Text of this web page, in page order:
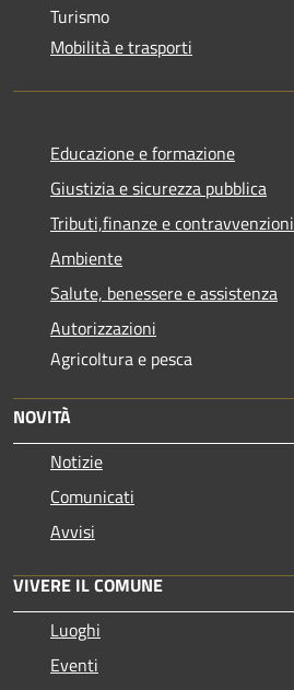
Turismo
Mobilità e trasporti
Educazione e formazione
Giustizia e sicurezza pubblica
Tributi,finanze e contravvenzioni
Ambiente
Salute, benessere e assistenza
Autorizzazioni
Agricoltura e pesca
NOVITÀ
Notizie
Comunicati
Avvisi
VIVERE IL COMUNE
Luoghi
Eventi